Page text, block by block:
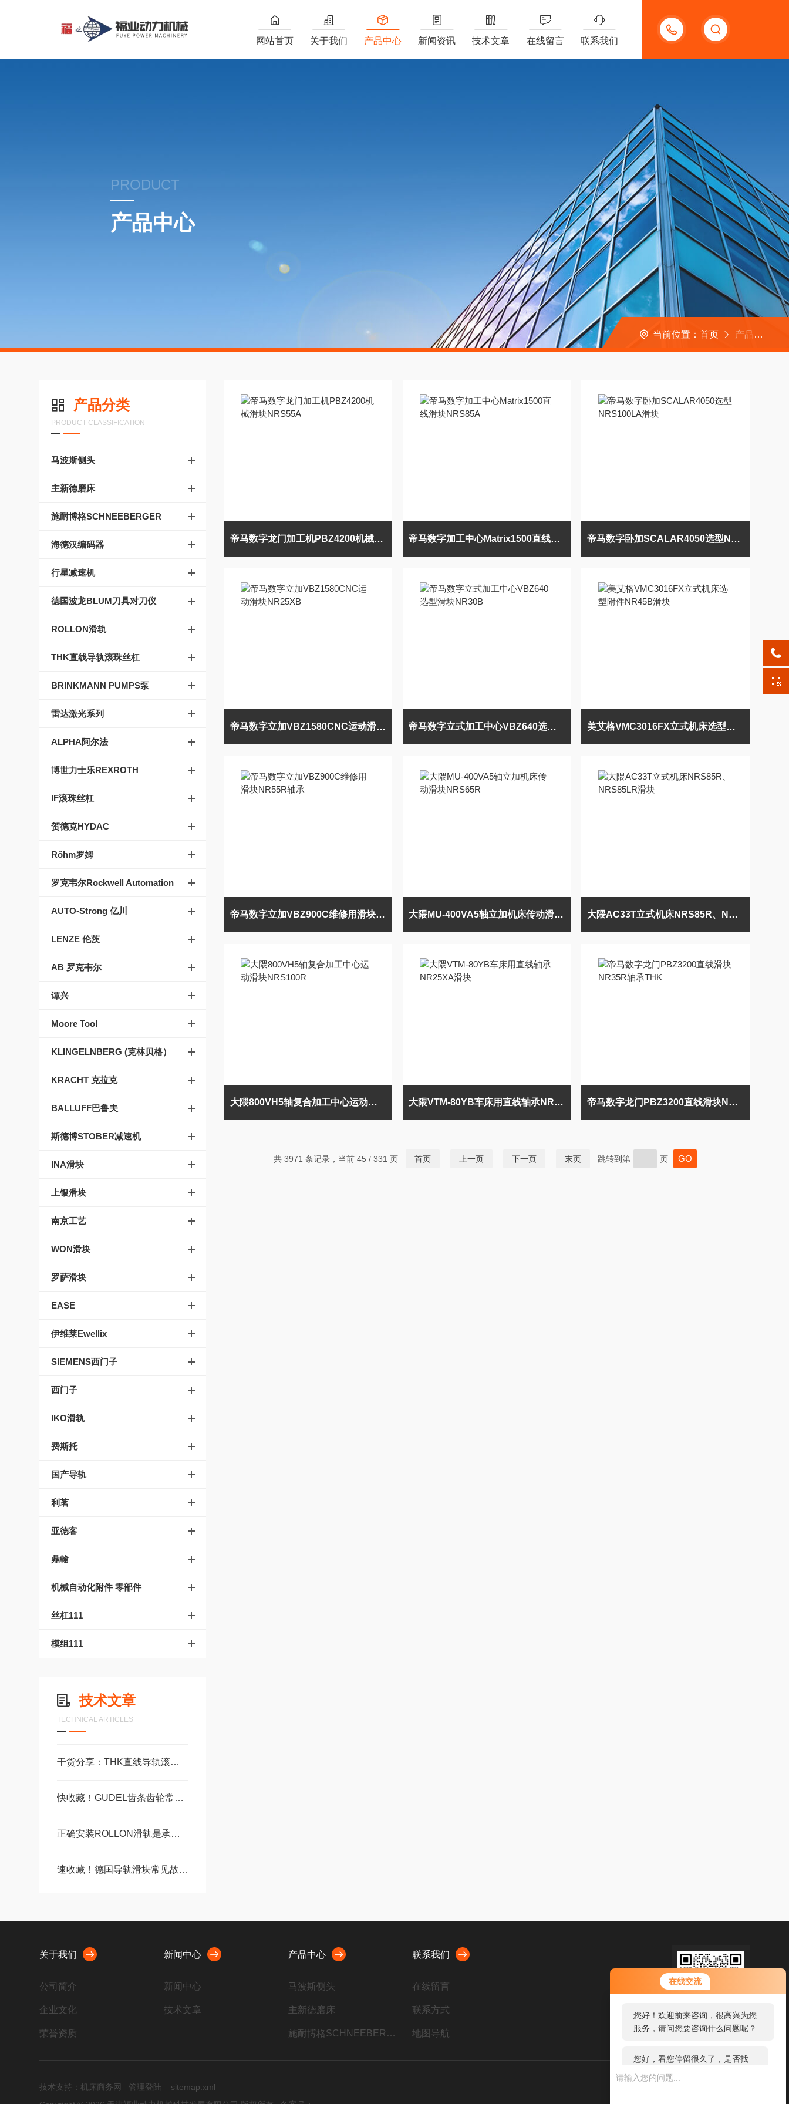
在线交流
您好！欢迎前来咨询，很高兴为您
服务，请问您要咨询什么问题呢？
您好，看您停留很久了，是否找到
了需求产品，您可以直接在线与我
13132097161
网站首页 关于我们 产品中心 新闻资讯 技术文章 在线留言 联系我们
PRODUCT
产品中心
当前位置：首页 产品中心
产品分类
PRODUCT CLASSIFICATION
马波斯侧头
主新德磨床
施耐博格SCHNEEBERGER
海德汉编码器
行星减速机
德国波龙BLUM刀具对刀仪
ROLLON滑轨
THK直线导轨滚珠丝杠
BRINKMANN PUMPS泵
雷达激光系列
ALPHA阿尔法
博世力士乐REXROTH
IF滚珠丝杠
贺德克HYDAC
Röhm罗姆
罗克韦尔Rockwell Automation
AUTO-Strong 亿川
LENZE 伦茨
AB 罗克韦尔
谭兴
Moore Tool
KLINGELNBERG (克林贝格）
KRACHT 克拉克
BALLUFF巴鲁夫
斯德博STOBER减速机
INA滑块
上银滑块
南京工艺
WON滑块
罗萨滑块
EASE
伊维莱Ewellix
SIEMENS西门子
西门子
IKO滑轨
费斯托
国产导轨
利茗
亚德客
鼎翰
机械自动化附件 零部件
丝杠111
模组111
技术文章
TECHNICAL ARTICLES
干货分享：THK直线导轨滚珠丝杠使用中的那些常见故障与解决技巧
快收藏！GUDEL齿条齿轮常见故障的对应解决妙招
正确安装ROLLON滑轨是承受高负载并保持定位精度的关键
速收藏！德国导轨滑块常见故障的解决方法分享
帝马数字龙门加工机PBZ4200机械滑块NRS55A 帝马数字加工中心Matrix1500直线滑块NRS85A 帝马数字卧加SCALAR4050选型NRS100LA滑块
帝马数字立加VBZ1580CNC运动滑块NR25XB 帝马数字立式加工中心VBZ640选型滑块NR30B 美艾格VMC3016FX立式机床选型附件NR45B滑块
帝马数字立加VBZ900C维修用滑块NR55R轴承 大隈MU-400VA5轴立加机床传动滑块NRS65R 大隈AC33T立式机床NRS85R、NRS85LR滑块
大隈800VH5轴复合加工中心运动滑块NRS100R 大隈VTM-80YB车床用直线轴承NR25XA滑块 帝马数字龙门PBZ3200直线滑块NR35R轴承THK
共 3971 条记录，当前 45 / 331 页 首页 上一页 下一页 末页 跳转到第 页
关于我们
公司简介
企业文化
荣誉资质
新闻中心
新闻中心
技术文章
产品中心
马波斯侧头
主新德磨床
施耐博格SCHNEEBERGER
联系我们
在线留言
联系方式
地图导航
扫码加微信
技术支持：机床商务网 管理登陆
sitemap.xml